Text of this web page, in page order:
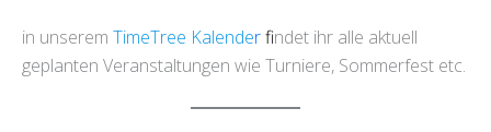
in unserem TimeTree Kalenderfindet ihr alle aktuell
geplanten Veranstaltungen wie Turniere, Sommerfest etc.